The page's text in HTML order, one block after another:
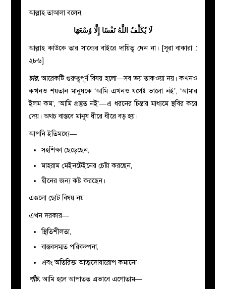
আল্লাহ তাআলা বলেন,
لَا يُكَلِّفُ اللَّهُ نَفْسًا إِلَّا وُسْعَهَا
আল্লাহ কাউকে তার সাধ্যের বাইরে দায়িত্ব দেন না। [সূরা বাকারা :
২৮৬]
চার.আরেকটি গুরুত্বপূর্ণ বিষয় হলো—সব ভয় তাকওয়া নয়। কখনও
কখনও শয়তান মানুষকে ‘আমি এখনও যথেষ্ট ভালো নই’, ‘আমার
ইলম কম’, ‘আমি প্রস্তুত নই’—এ ধরনের চিন্তার মাধ্যমে স্থবির করে
দেয়। অথচ বাস্তবে মানুষ ধীরে ধীরে বড় হয়।
আপনি ইতিমধ্যে—
সহশিক্ষা ছেড়েছেন,
মাহরাম মেইনটেইনের চেষ্টা করছেন,
দ্বীনের জন্য কষ্ট করছেন।
এগুলো ছোট বিষয় নয়।
এখন দরকার—
স্থিতিশীলতা,
বাস্তবসম্মত পরিকল্পনা,
এবং অতিরিক্ত আত্মদোষারোপ কমানো।
পাঁচ.আমি হলে আপাতত এভাবে এগোতাম—